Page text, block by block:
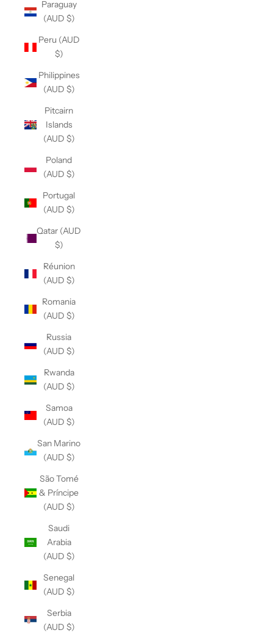
Paraguay
(AUD $)
Peru (AUD
$)
Philippines
(AUD $)
Pitcairn
Islands
(AUD $)
Poland
(AUD $)
Portugal
(AUD $)
Qatar (AUD
$)
Réunion
(AUD $)
Romania
(AUD $)
Russia
(AUD $)
Rwanda
(AUD $)
Samoa
(AUD $)
San Marino
(AUD $)
São Tomé
& Príncipe
(AUD $)
Saudi
Arabia
(AUD $)
Senegal
(AUD $)
Serbia
(AUD $)